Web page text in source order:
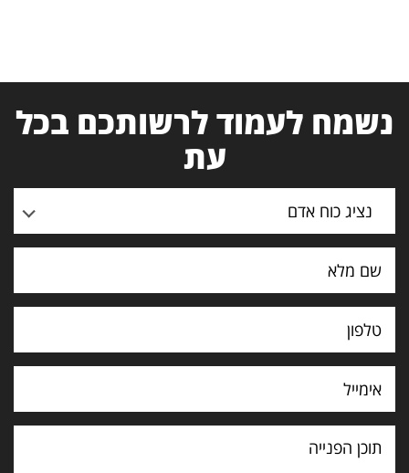
נשמח לעמוד לרשותכם בכל
עת
נציג כוח אדם
תוכן
הפנייה